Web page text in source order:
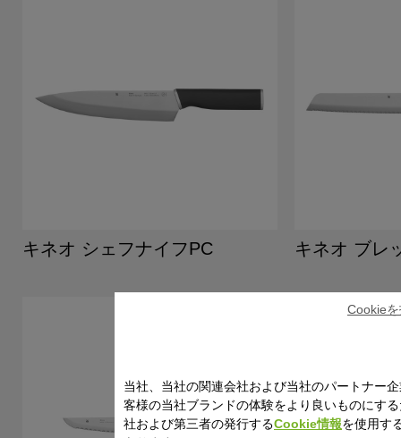
キネオ シェフナイフPC キネオ ブレ
当社、当社の関連会社および当社のパートナー
客様の当社ブランドの体験をより良いものにす
社および第三者の発行するCookie情報を使用す
Cookie